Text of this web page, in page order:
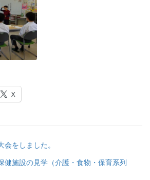
X
をしました。
健施設の見学（介護・食物・保育系列